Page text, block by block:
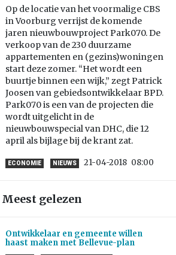
Op de locatie van het voormalige CBS
in Voorburg verrijst de komende
jaren nieuwbouwproject Park070. De
verkoop van de 230 duurzame
appartementen en (gezins)woningen
start deze zomer. “Het wordt een
buurtje binnen een wijk,” zegt Patrick
Joosen van gebiedsontwikkelaar BPD.
Park070 is een van de projecten die
wordt uitgelicht in de
nieuwbouwspecial van DHC, die 12
april als bijlage bij de krant zat.
ECONOMIE NIEUWS 21-04-2018 08:00
Meest gelezen
Ontwikkelaar en gemeente willen
haast maken met Bellevue-plan